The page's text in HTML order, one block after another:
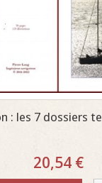
: les 7 dossiers
20,54 €